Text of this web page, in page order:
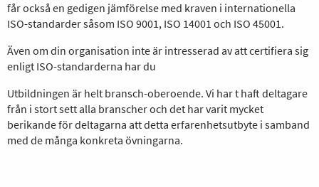
får också en gedigen jämförelse med kraven i internationella
ISO-standarder såsom ISO 9001, ISO 14001 och ISO 45001.
Även om din organisation inte är intresserad av att certifiera sig
enligt ISO-standarderna har du
Utbildningen är helt bransch-oberoende. Vi har t haft deltagare
från i stort sett alla branscher och det har varit mycket
berikande för deltagarna att detta erfarenhetsutbyte i samband
med de många konkreta övningarna.